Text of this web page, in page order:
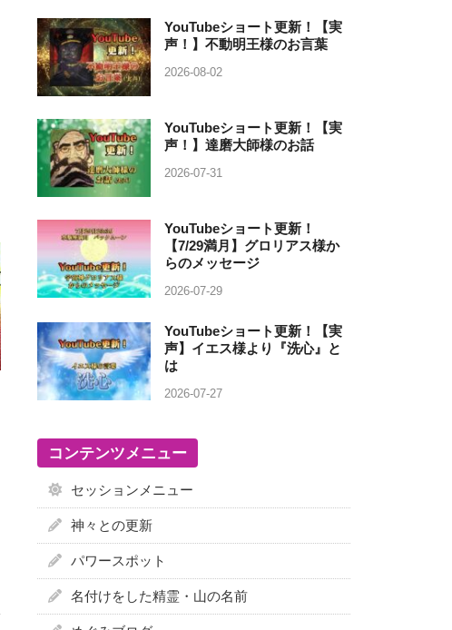
YouTubeショート更新！【実
声！】不動明王様のお言葉
2026-08-02
YouTubeショート更新！【実
声！】達磨大師様のお話
2026-07-31
YouTubeショート更新！
【7/29満月】グロリアス様か
らのメッセージ
2026-07-29
YouTubeショート更新！【実
声】イエス様より『洗心』と
は
2026-07-27
コンテンツメニュー
セッションメニュー
神々との更新
パワースポット
名付けをした精霊・山の名前